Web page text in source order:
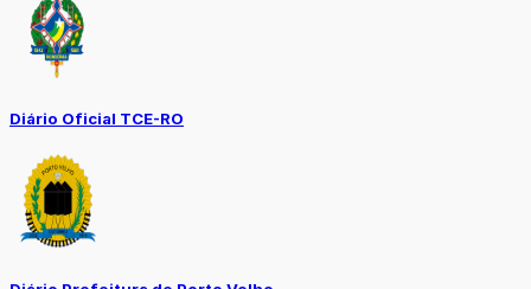
Diário Oficial TCE-RO